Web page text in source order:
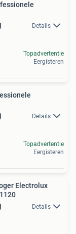
Details
Topadvertentie
Eergisteren
Details
Topadvertentie
Eergisteren
Electrolux
Details